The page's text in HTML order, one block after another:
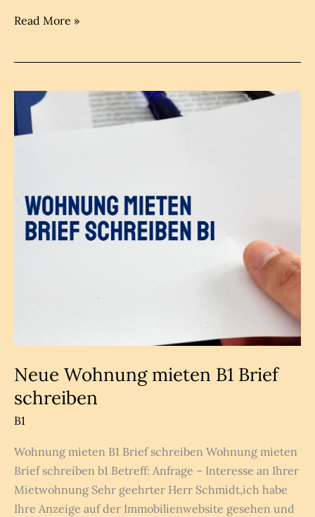
Bewerbung
Read More »
Neue Wohnung mieten B1 Brief
schreiben
B1
Wohnung mieten B1 Brief schreiben Wohnung mieten
Brief schreiben b1 Betreff: Anfrage – Interesse an Ihrer
Mietwohnung Sehr geehrter Herr Schmidt,ich habe
Ihre Anzeige auf der Immobilienwebsite gesehen und